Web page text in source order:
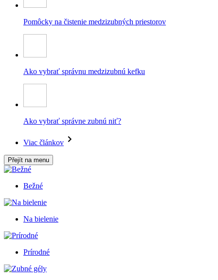
Pomôcky na čistenie medzizubných priestorov
Ako vybrať správnu medzizubnú kefku
Ako vybrať správne zubnú niť?
Viac článkov
Přejít na menu
Bežné
Na bielenie
Prírodné